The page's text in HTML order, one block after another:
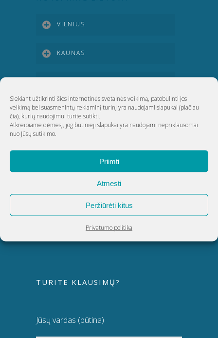
Siekiant užtikrinti šios internetinės svetainės veikimą, patobulinti jos
veikimą bei suasmenintų reklaminį turinį yra naudojami slapukai (plačiau
čia), kurių naudojimui turite sutikti.
Atkreipiame dėmesį, jog būtinieji slapukai yra naudojami nepriklausomai
nuo Jūsų sutikimo.
Priimti
Atmesti
Peržiūrėti kitus
Privatumo politika
VILNIUS
KAUNAS
ŠIAULIAI
Įmonės kodas: 124389034
PVM kodas: LT243890314
8 5 270 9695
facebook.com/HotSpringLietuva/
TURITE KLAUSIMŲ?
Jūsų vardas (būtina)